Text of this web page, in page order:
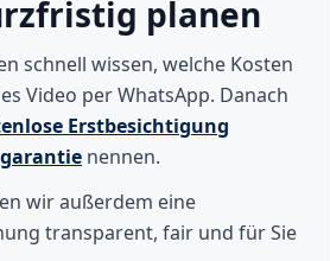
planen
schnell wissen, welche Kosten
Video per WhatsApp. Danach
Erstbesichtigung
nennen.
wir außerdem eine
transparent, fair und für Sie